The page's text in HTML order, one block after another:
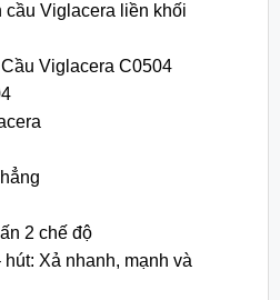
cầu Viglacera liền khối
Viglacera C0504
2 chế độ
Xả nhanh, mạnh và